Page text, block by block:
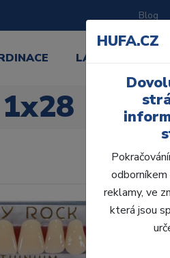
Blog
LABORATOŘ
HUFA.CZ
reklamy, ve
která jsou